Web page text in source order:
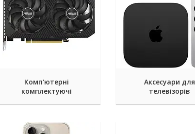
Комп'ютерні
комплектуючі
Аксесуари для
телевізорів